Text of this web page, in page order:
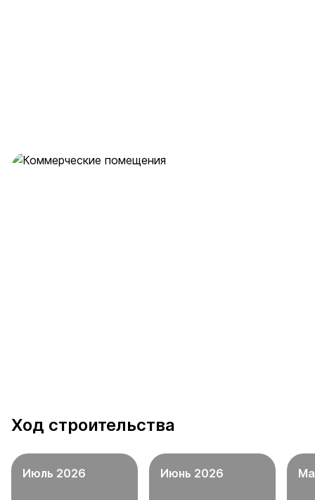
Ход строительства
Июль 2026 Июнь 2026